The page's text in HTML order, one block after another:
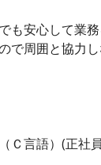
も安心して業
周囲と協力
Ｃ言語）(正社